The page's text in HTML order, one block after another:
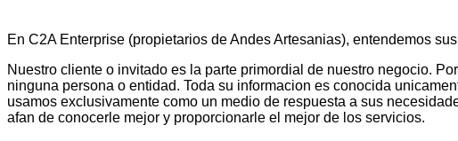
En C2A Enterprise (propietarios de Andes Artesanias), entendemos
Nuestro cliente o invitado es la parte primordial de nuestro negocio.
ninguna persona o entidad. Toda su informacion es conocida
usamos exclusivamente como un medio de respuesta a sus
afan de conocerle mejor y proporcionarle el mejor de los servicios.